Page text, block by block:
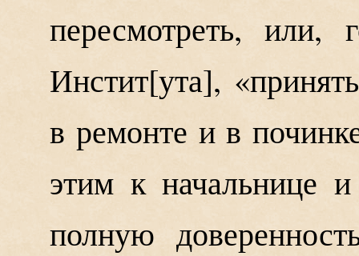
пересмотреть, или,
Инстит ута ,
в ремонте и в
этим к начальнице
полную